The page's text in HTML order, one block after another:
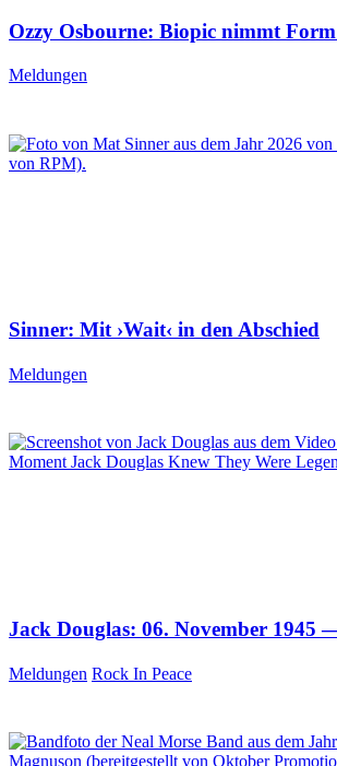
Ozzy Osbourne: Biopic nimmt
Meldungen
Sinner: Mit ›Wait‹ in den Abschied
Meldungen
Jack Douglas: 06. November 1945
Meldungen Rock In Peace